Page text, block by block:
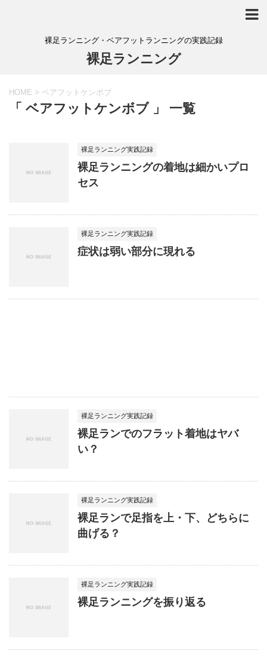
裸足ランニング・ベアフットランニングの実践記録
裸足ランニング
HOME > ベアフットケンボブ
「 ベアフットケンボブ 」 一覧
裸足ランニング実践記録
裸足ランニングの着地は細かいプロ
セス
裸足ランニング実践記録
症状は弱い部分に現れる
裸足ランニング実践記録
裸足ランでのフラット着地はヤバ
い？
裸足ランニング実践記録
裸足ランで足指を上・下、どちらに
曲げる？
裸足ランニング実践記録
裸足ランニングを振り返る